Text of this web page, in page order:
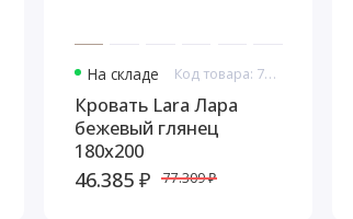
На складе Код товара: 7659
Кровать Lara Лара
бежевый глянец
180х200
46.385 ₽ 77.309 ₽